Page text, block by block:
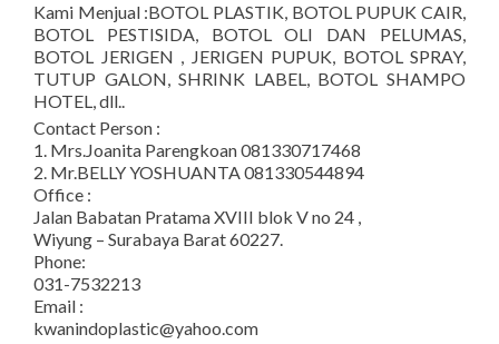
Kami Menjual :BOTOL PLASTIK, BOTOL PUPUK CAIR,
BOTOL PESTISIDA, BOTOL OLI DAN PELUMAS,
BOTOL JERIGEN , JERIGEN PUPUK, BOTOL SPRAY,
TUTUP GALON, SHRINK LABEL, BOTOL SHAMPO
HOTEL, dll..
Contact Person :
1. Mrs.Joanita Parengkoan 081330717468
2. Mr.BELLY YOSHUANTA 081330544894
Office :
Jalan Babatan Pratama XVIII blok V no 24 ,
Wiyung – Surabaya Barat 60227.
Phone:
031-7532213
Email :
kwanindoplastic@yahoo.com